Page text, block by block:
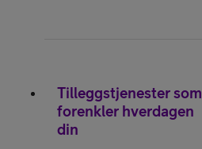
Tilleggstjenester som
forenkler hverdagen
din